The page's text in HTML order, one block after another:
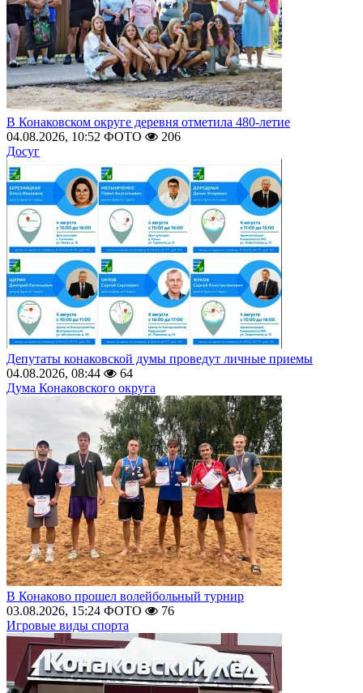
В Конаковском округе деревня отметила 480-летие
04.08.2026, 10:52 ФОТО
206
Досуг
Депутаты конаковской думы проведут личные приемы
04.08.2026, 08:44
64
Дума Конаковского округа
В Конаково прошел волейбольный турнир
03.08.2026, 15:24 ФОТО
76
Игровые виды спорта